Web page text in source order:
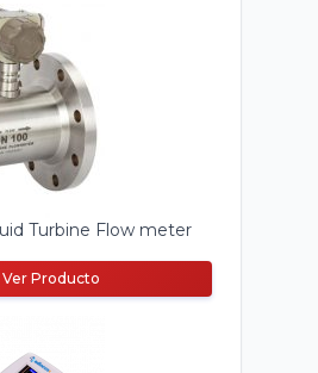
Turbine Flow meter
Ver Producto